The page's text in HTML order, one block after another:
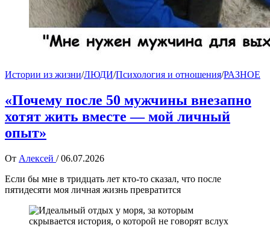
Истории из жизни/ЛЮДИ/Психология и отношения/РАЗНОЕ
«Почему после 50 мужчины внезапно
хотят жить вместе — мой личный
опыт»
От Алексей / 06.07.2026
Если бы мне в тридцать лет кто-то сказал, что после
пятидесяти моя личная жизнь превратится